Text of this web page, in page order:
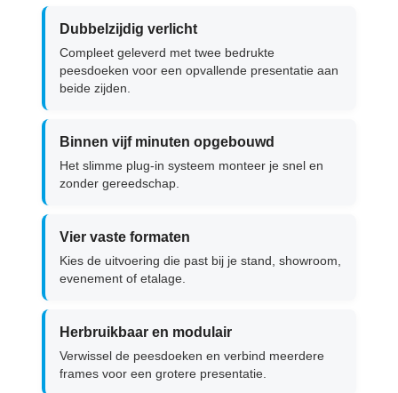
Dubbelzijdig verlicht
Compleet geleverd met twee bedrukte
peesdoeken voor een opvallende presentatie aan
beide zijden.
Binnen vijf minuten opgebouwd
Het slimme plug-in systeem monteer je snel en
zonder gereedschap.
Vier vaste formaten
Kies de uitvoering die past bij je stand, showroom,
evenement of etalage.
Herbruikbaar en modulair
Verwissel de peesdoeken en verbind meerdere
frames voor een grotere presentatie.